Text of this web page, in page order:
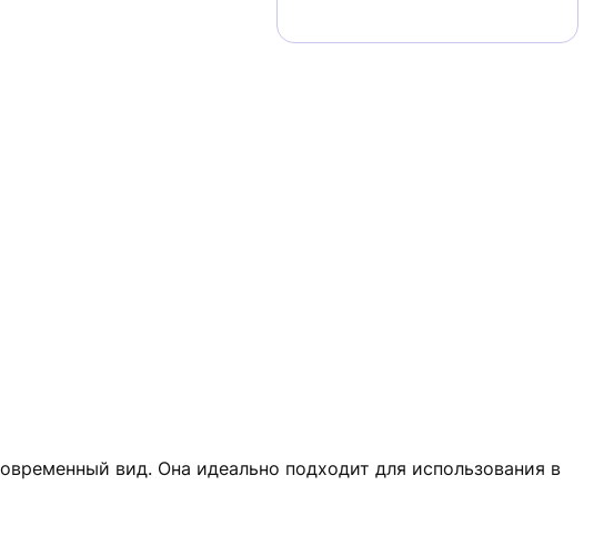
вид. Она идеально подходит для использования в